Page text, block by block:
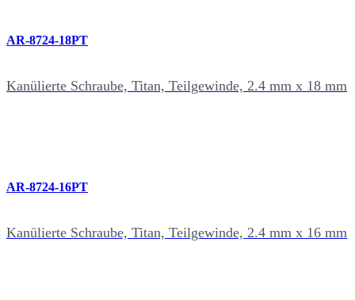
AR-8724-18PT
Kanülierte Schraube, Titan, Teilgewinde, 2.4 mm x 18 mm
AR-8724-16PT
Kanülierte Schraube, Titan, Teilgewinde, 2.4 mm x 16 mm